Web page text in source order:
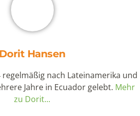
Dorit Hansen
nach Lateinamerika und
Jahre in Ecuador gelebt. Mehr
zu Dorit...